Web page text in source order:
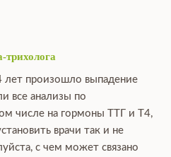
трихолога
лет произошло выпадение
все анализы по
числе на гормоны ТТГ и Т4,
врачи так и не
с чем может связано